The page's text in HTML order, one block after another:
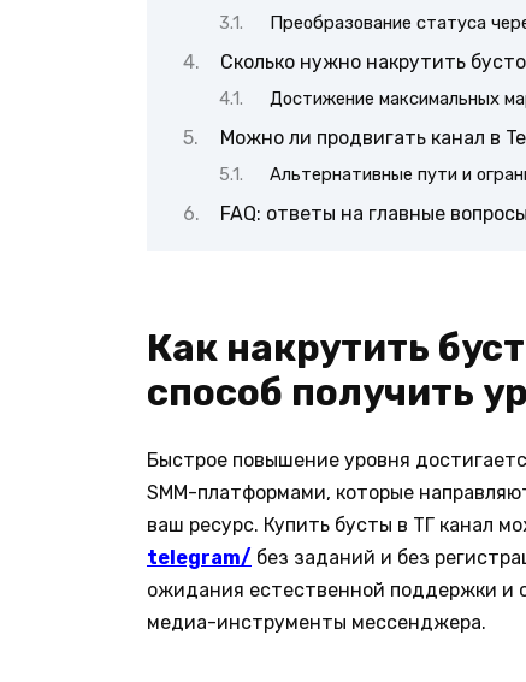
Преобразование статуса
Сколько нужно накрутить
Достижение максимальных
Можно ли продвигать канал в
Альтернативные пути и
FAQ: ответы на главные вопросы
Как накрутить
способ получить
Быстрое повышение уровня
SMM-платформами, которые
ваш ресурс. Купить бусты в ТГ канал
telegram/ без заданий и без
ожидания естественной поддержки и
медиа-инструменты мессенджера.